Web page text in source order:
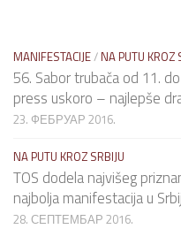
MANIFESTACIJE/ NA PUTU KROZ
56. Sabor trubača od 11.
press uskoro – najlepše
23. ФЕБРУАР 2016.
NA PUTU KROZ SRBIJU
TOS dodela najvišeg
najbolja manifestacija u
28. СЕПТЕМБАР 2016.